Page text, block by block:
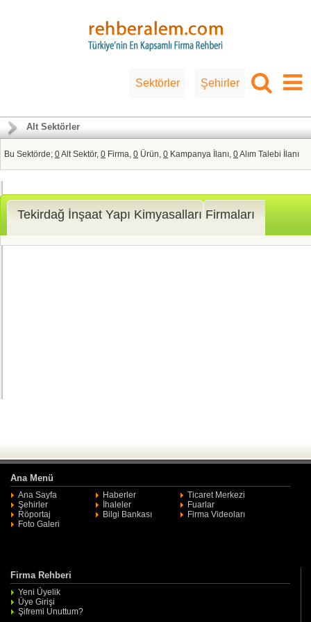
Sektörler Şehirler
Alt Sektörler
Bu Sektörde; 0Alt Sektör, 0 Firma, 0 Ürün, 0 Kampanya İlanı, 0Alım Talebi İlanı
Tekirdağ İnşaat Yapı Kimyasalları Firmaları
Ana Menü
Ana Sayfa Haberler
Ticaret Merkezi
Şehirler
İhaleler
Fuarlar
Röportaj
Bilgi Bankası
Firma Videoları
Foto Galeri
Firma Rehberi
Yeni Üyelik
Üye Girişi
Şifremi Unuttum?